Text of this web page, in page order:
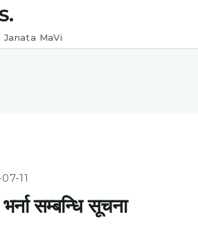
Janata MaVi
11
सम्बन्धि सूचना